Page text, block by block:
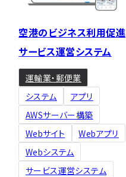
開発実績
顧客インタビュー
会社概要
開発ブログ
採用情報
空港のビジネス利用促進
サービス運営システム
運輸業・郵便業
システム
アプリ
AWSサーバー構築
Webサイト
Webアプリ
Webシステム
サービス運営システム